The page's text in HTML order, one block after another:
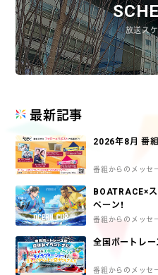
放送ス
最新記事
2026年8月 番
番組からのメッセ
BOATRACE×
ペーン！
番組からのメッセ
全国ボートレ
番組からのメッセ